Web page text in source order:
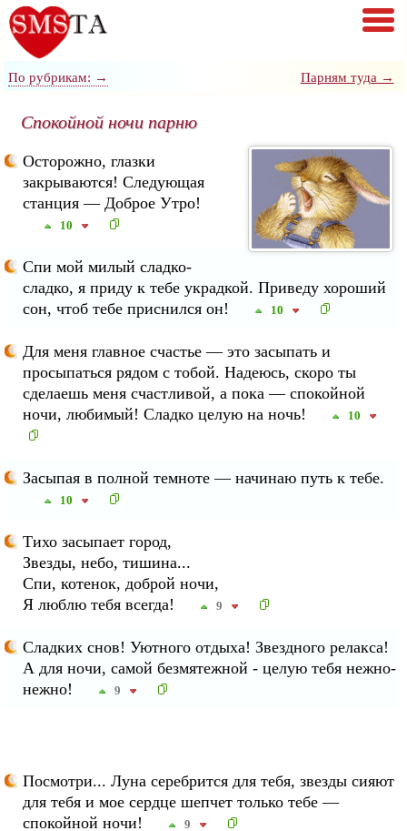
По рубрикам: → Парням туда →
Спокойной ночи парню
Осторожно, глазки
закрываются! Следующая
станция — Доброе Утро!
10
Спи мой милый сладко-
сладко, я приду к тебе украдкой. Приведу хороший
сон, чтоб тебе приснился он!
10
Для меня главное счастье — это засыпать и
просыпаться рядом с тобой. Надеюсь, скоро ты
сделаешь меня счастливой, а пока — спокойной
ночи, любимый! Сладко целую на ночь!
10
Засыпая в полной темноте — начинаю путь к тебе.
10
Тихо засыпает город,
Звезды, небо, тишина...
Спи, котенок, доброй ночи,
Я люблю тебя всегда!
9
Сладких снов! Уютного отдыха! Звездного релакса!
А для ночи, самой безмятежной - целую тебя нежно-
нежно!
9
Посмотри... Луна серебрится для тебя, звезды сияют
для тебя и мое сердце шепчет только тебе —
спокойной ночи!
9